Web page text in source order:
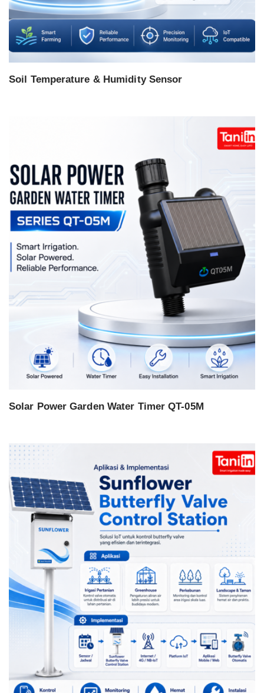
Soil Temperature & Humidity Sensor
Solar Power Garden Water Timer QT-05M